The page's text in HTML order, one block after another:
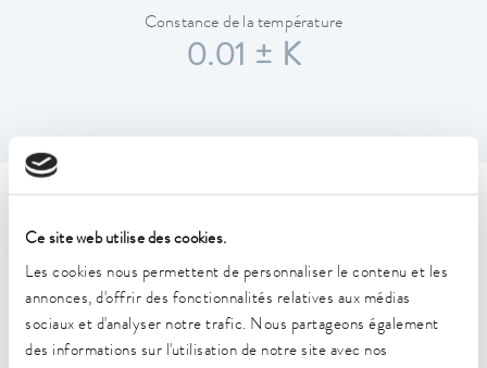
Ce site web utilise des cookies.
Les cookies nous permettent de personnaliser le contenu et les
annonces, d'offrir des fonctionnalités relatives aux médias
sociaux et d'analyser notre trafic. Nous partageons également
des informations sur l'utilisation de notre site avec nos
Constance de la température
0.01 ± K
Plage de température de fonctionnement
30 ... 100 °C